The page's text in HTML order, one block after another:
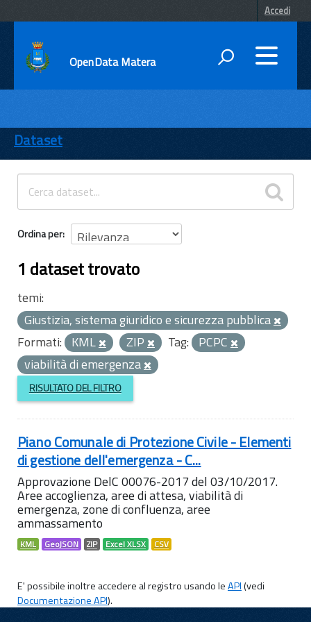
Accedi
OpenData Matera
ENTI
TEMI
INFORMAZIONI
Dataset
Ordina per
1 dataset trovato
temi:
Giustizia, sistema giuridico e sicurezza pubblica
Formati: KML ZIP Tag: PCPC
viabilità di emergenza
RISULTATO DEL FILTRO
Piano Comunale di Protezione Civile - Elementi
di gestione dell'emergenza - C...
Approvazione DelC 00076-2017 del 03/10/2017.
Aree accoglienza, aree di attesa, viabilità di
emergenza, zone di confluenza, aree
ammassamento
KML GeoJSON ZIP Excel XLSX CSV
E' possibile inoltre accedere al registro usando leAPI(vedi
Documentazione API).